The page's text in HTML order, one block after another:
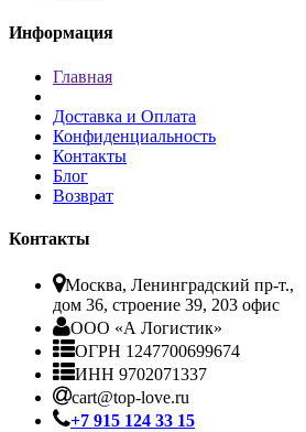
Информация
Главная
Доставка и Оплата
Конфиденциальность
Контакты
Блог
Возврат
Контакты
Москва, Ленинградский пр-т.,
дом 36, строение 39, 203 офис
ООО «А Логистик»
ОГРН 1247700699674
ИНН 9702071337
cart@top-love.ru
+7 915 124 33 15